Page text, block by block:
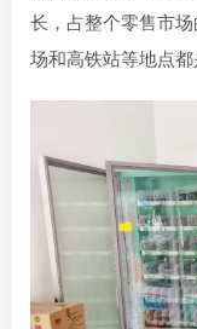
长，占整个零售市
场和高铁站等地点都